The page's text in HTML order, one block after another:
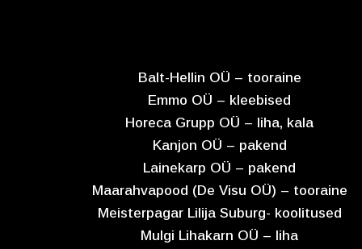
Balt-Hellin OÜ – tooraine
Emmo OÜ – kleebised
Horeca Grupp OÜ – liha, kala
Kanjon OÜ – pakend
Lainekarp OÜ – pakend
Maarahvapood (De Visu OÜ) – tooraine
Meisterpagar Lilija Suburg- koolitused
Mulgi Lihakarn OÜ – liha